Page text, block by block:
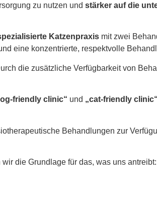
zu nutzen und stärker auf die
Katzenpraxis mit zwei
eine konzentrierte, respektvolle
die zusätzliche Verfügbarkeit von
friendly clinic“ und „cat-friendly clinic“
Behandlungen zur
die Grundlage für das, was uns antreibt: